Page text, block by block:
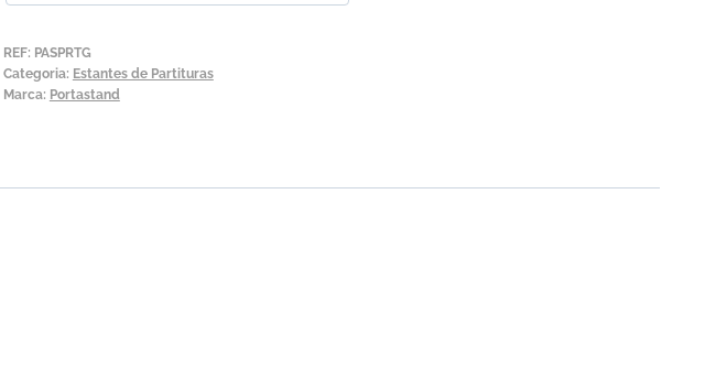
Partituras
REF: PASPRTG
Categoria: Estantes de Partituras
Marca: Portastand